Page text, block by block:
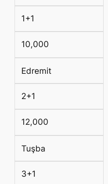
1+1
10,000
Edremit
2+1
12,000
Tuşba
3+1